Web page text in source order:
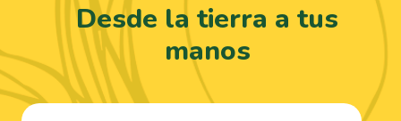
Desde la tierra a tus
manos